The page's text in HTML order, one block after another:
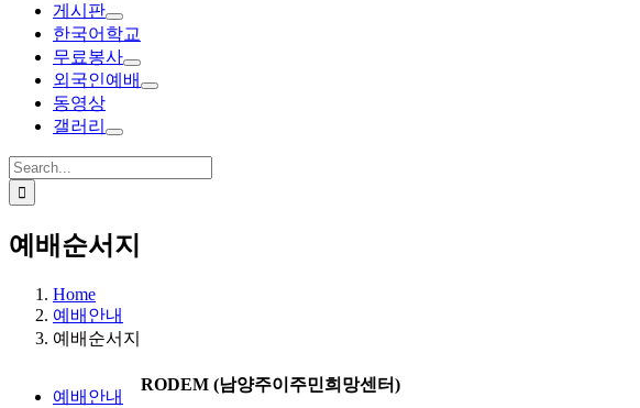
게시판
한국어학교
무료봉사
외국인예배
동영상
갤러리
Search
for:
예배순서지
Home
예배안내
예배순서지
예배안내
RODEM (남양주이주민희망센터)